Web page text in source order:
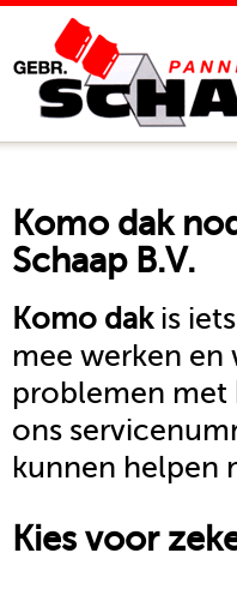
Komo dak
Schaap B.V.
Komo dakis
mee werken en
problemen met
ons
kunnen helpen
Kies voor